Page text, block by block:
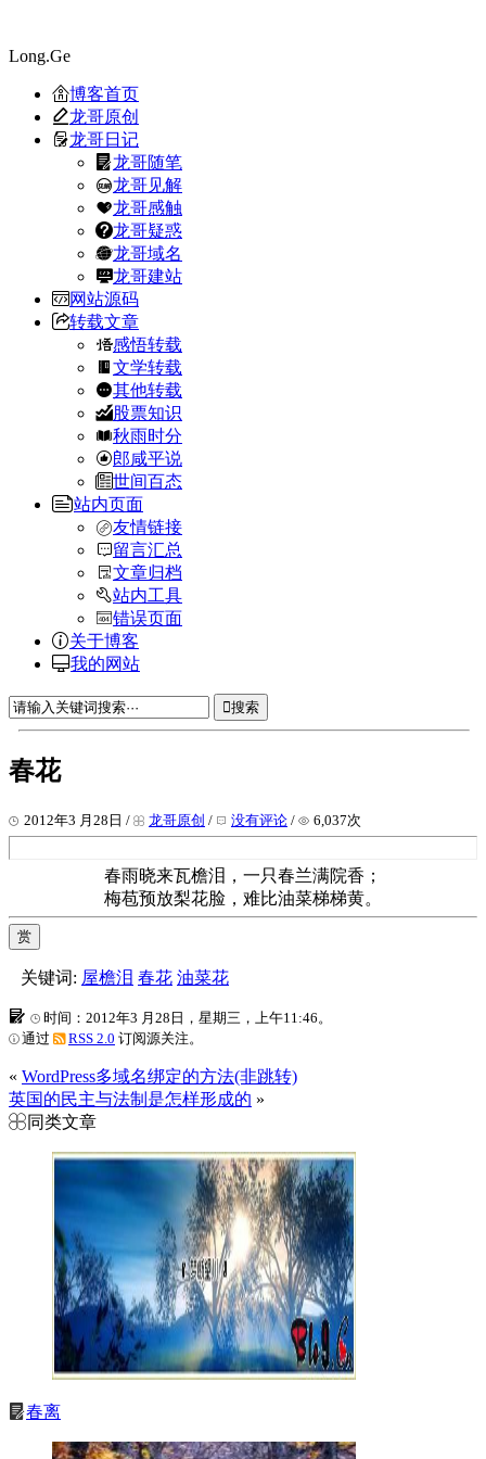
Long.Ge
博客首页
龙哥原创
龙哥日记
龙哥随笔
龙哥见解
龙哥感触
龙哥疑惑
龙哥域名
龙哥建站
网站源码
转载文章
感悟转载
文学转载
其他转载
股票知识
秋雨时分
郎咸平说
世间百态
站内页面
友情链接
留言汇总
文章归档
站内工具
错误页面
关于博客
我的网站
搜索
春花
2012年3 月28日 / 龙哥原创 / 没有评论 / 6,037次
春雨晓来瓦檐泪，一只春兰满院香；
梅苞预放梨花脸，难比油菜梯梯黄。
赏
关键词: 屋檐泪 春花 油菜花
时间：2012年3 月28日，星期三，上午11:46。
通过
RSS 2.0 订阅源关注。
« WordPress多域名绑定的方法(非跳转)
英国的民主与法制是怎样形成的 »
同类文章
春离